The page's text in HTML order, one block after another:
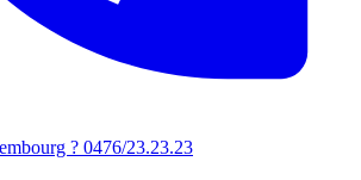
? 0476/23.23.23